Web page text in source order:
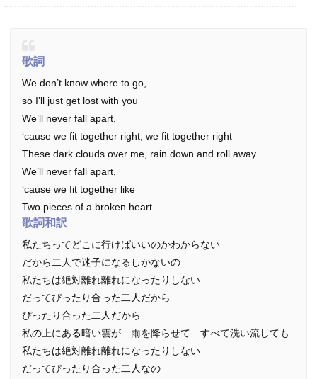
歌詞
We don’t know where to go,
so I’ll just get lost with you
We’ll never fall apart,
‘cause we fit together right, we fit together right
These dark clouds over me, rain down and roll away
We’ll never fall apart,
‘cause we fit together like
Two pieces of a broken heart
歌詞和訳
私たちってどこに行けばいいのかわからない
だから二人で迷子になるしかないの
私たちは絶対離れ離れになったりしない
だってぴったり合った二人だから
ぴったり合った二人だから
私の上にある暗い雲が 雨を降らせて すべて洗い流しても
私たちは絶対離れ離れになったりしない
だってぴったり合った二人なの